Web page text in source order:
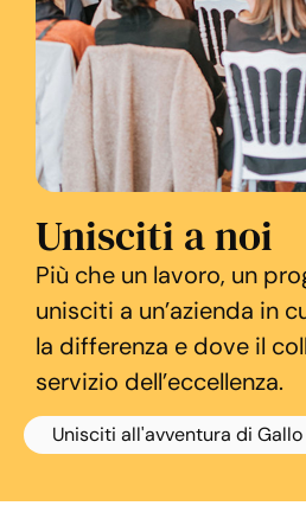
Unisciti a noi
Più che un lavoro, un
unisciti a un’azienda in
la differenza e dove il
servizio dell’eccellenza.
Unisciti all'avventura di